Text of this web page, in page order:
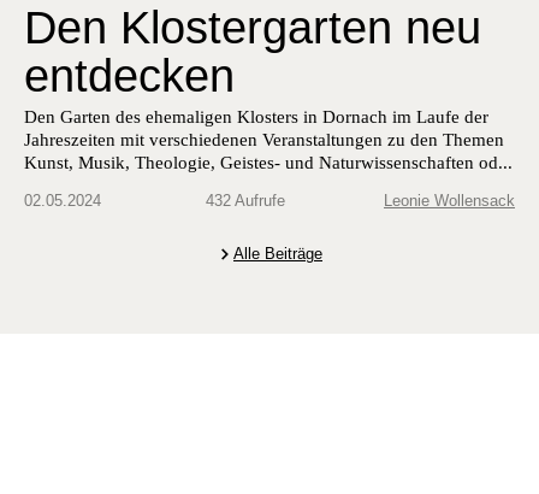
Den Klostergarten neu
entdecken
Den Garten des ehemaligen Klosters in Dornach im Laufe der
Jahreszeiten mit verschiedenen Veranstaltungen zu den Themen
Kunst, Musik, Theologie, Geistes- und Naturwissenschaften od...
02.05.2024 432 Aufrufe Leonie Wollensack
Alle Beiträge